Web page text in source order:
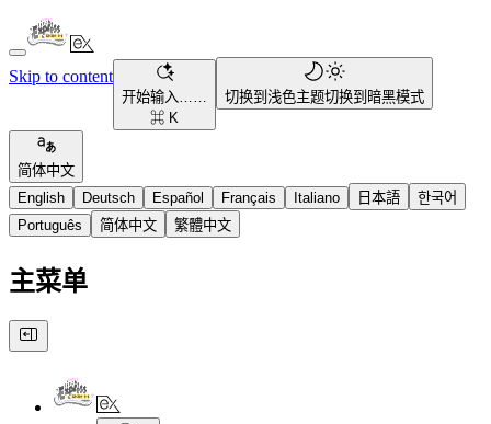
Skip to content
开始输入……
⌘ K
切换到浅色主题切换到暗黑模式
简体中文
English
Deutsch Español Français Italiano 日本語
한국어
Português
简体中文 繁體中文
主菜单